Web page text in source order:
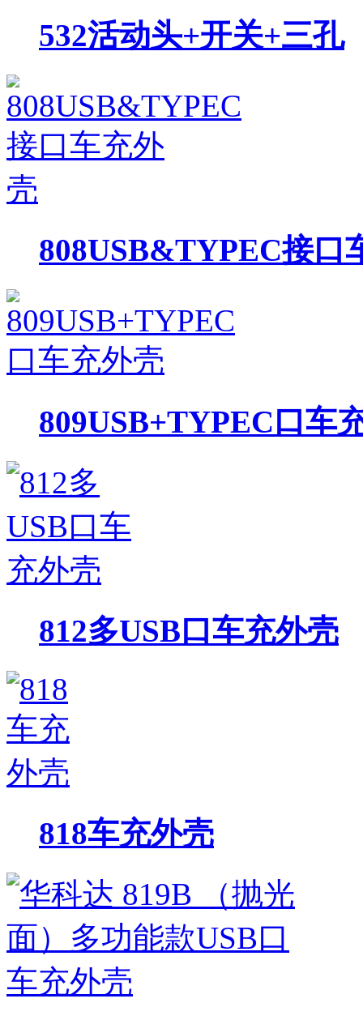
532活动头+开关+三孔
808USB&TYPEC接口
809USB+TYPEC口车
812多USB口车充外壳
818车充外壳